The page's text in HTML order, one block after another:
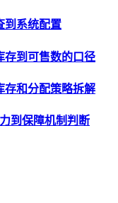
到系统配置
存到可售数的口径
存和分配策略拆解
到保障机制判断